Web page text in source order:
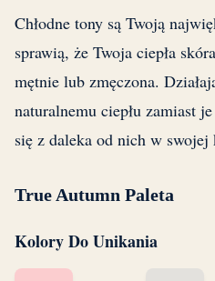
Chłodne tony są Twoją
sprawią, że Twoja ciepła
mętnie lub zmęczona.
naturalnemu ciepłu zamiast
się z daleka od nich w
True Autumn Paleta
Kolory Do Unikania